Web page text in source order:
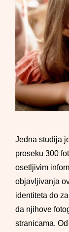
Jedna studija
proseku 300
osetljivim
objavljivanja
identiteta do
da njihove
stranicama.